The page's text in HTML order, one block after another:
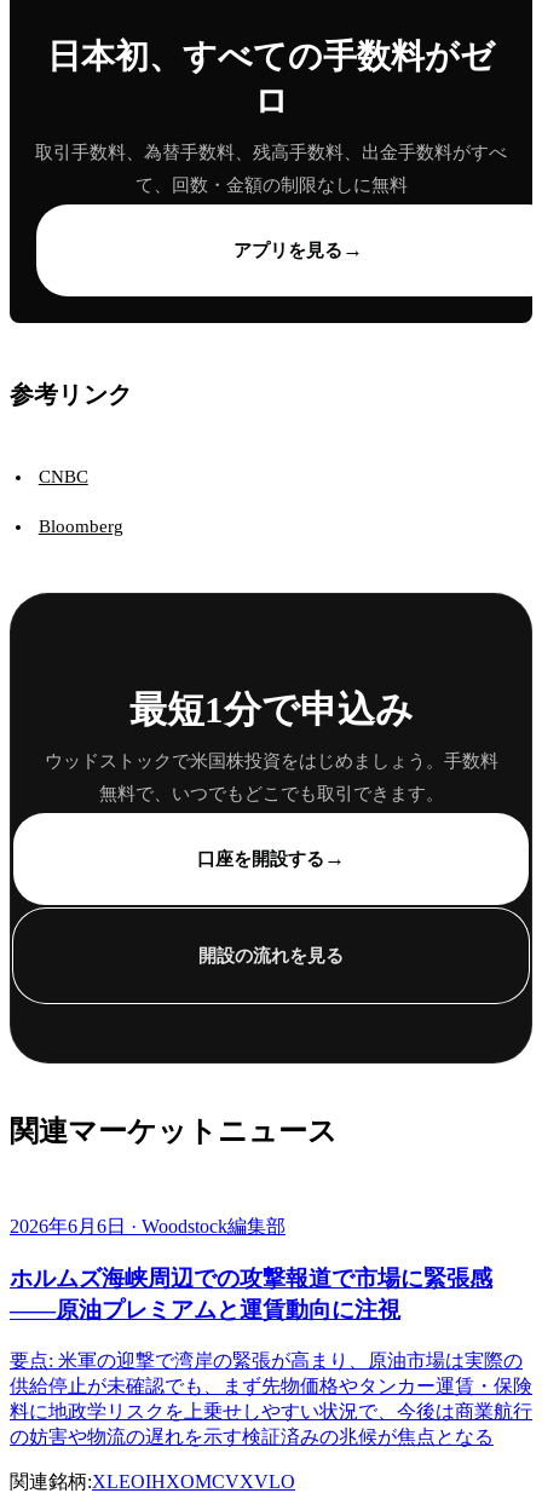
日本初、すべての手数料がゼ
ロ
取引手数料、為替手数料、残高手数料、出金手数料がすべ
て、回数・金額の制限なしに無料
アプリを見る →
参考リンク
CNBC
Bloomberg
最短1分で申込み
ウッドストックで米国株投資をはじめましょう。手数料
無料で、いつでもどこでも取引できます。
口座を開設する →
開設の流れを見る
関連マーケットニュース
2026年6月6日 · Woodstock編集部
ホルムズ海峡周辺での攻撃報道で市場に緊張感
――原油プレミアムと運賃動向に注視
要点: 米軍の迎撃で湾岸の緊張が高まり、原油市場は実際の
供給停止が未確認でも、まず先物価格やタンカー運賃・保険
料に地政学リスクを上乗せしやすい状況で、今後は商業航行
の妨害や物流の遅れを示す検証済みの兆候が焦点となる
関連銘柄:XLEOIHXOMCVXVLO